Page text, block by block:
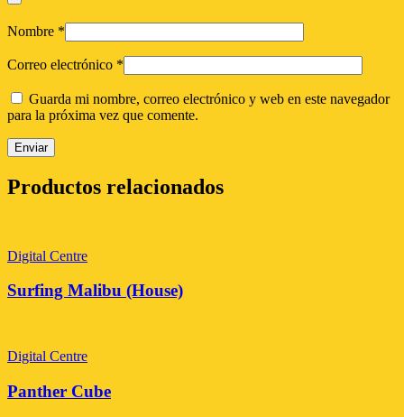
Nombre *
Correo electrónico *
Guarda mi nombre, correo electrónico y web en este navegador
para la próxima vez que comente.
Productos relacionados
Digital Centre
Surfing Malibu (House)
Digital Centre
Panther Cube